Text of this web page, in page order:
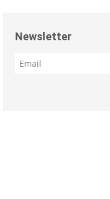
Newsletter